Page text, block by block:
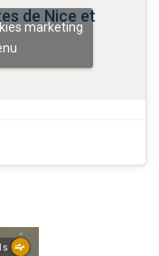
de Nice et
marketing